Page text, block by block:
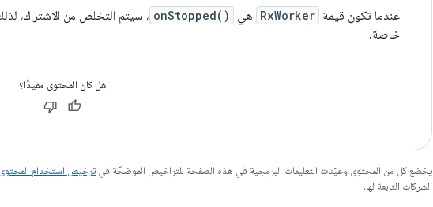
عندما تكون قيمة RxWorker هي onStopped() ، سيتم التخلص من الاشتراك،
خاصة.
هل كان المحتوى مفيدًا؟
يخضع كل من المحتوى وعيّنات التعليمات البرمجية في هذه الصفحة للتراخيص الموضحّة فيترخيص استخدام المحتوى
الشركات التابعة لها.